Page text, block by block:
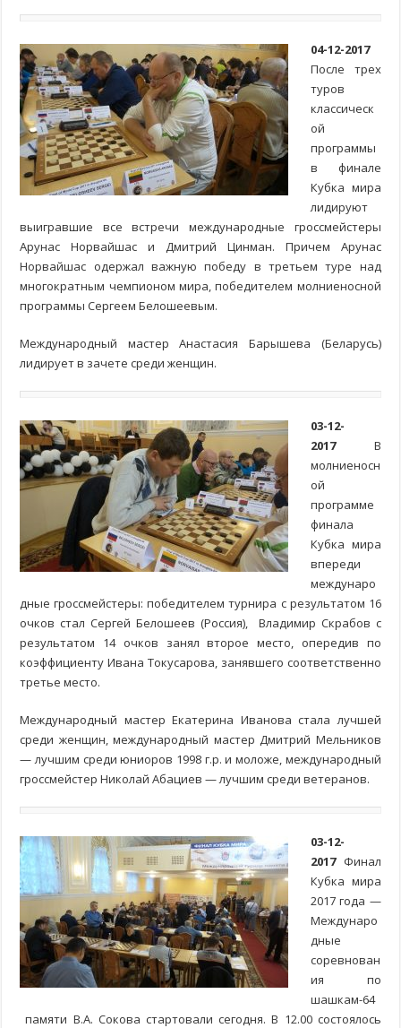
04-12-2017
После трех
туров
классическ
ой
программы
в финале
Кубка мира
лидируют
выигравшие все встречи международные гроссмейстеры
Арунас Норвайшас и Дмитрий Цинман. Причем Арунас
Норвайшас одержал важную победу в третьем туре над
многократным чемпионом мира, победителем молниеносной
программы Сергеем Белошеевым.
Международный мастер Анастасия Барышева (Беларусь)
лидирует в зачете среди женщин.
03-12-
2017 В
молниеносн
ой
программе
финала
Кубка мира
впереди
междунаро
дные гроссмейстеры: победителем турнира с результатом 16
очков стал Сергей Белошеев (Россия), Владимир Скрабов с
результатом 14 очков занял второе место, опередив по
коэффициенту Ивана Токусарова, занявшего соответственно
третье место.
Международный мастер Екатерина Иванова стала лучшей
среди женщин, международный мастер Дмитрий Мельников
— лучшим среди юниоров 1998 г.р. и моложе, международный
гроссмейстер Николай Абациев — лучшим среди ветеранов.
03-12-
2017 Финал
Кубка мира
2017 года —
Междунаро
дные
соревнован
ия по
шашкам-64
памяти В.А. Сокова стартовали сегодня. В 12.00 состоялось